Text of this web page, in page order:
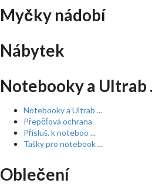
Myčky nádobí
Nábytek
Notebooky a Ultrab
Notebooky a Ultrab ...
Přepěťová ochrana
Přísluš. k noteboo ...
Tašky pro notebook ...
Oblečení